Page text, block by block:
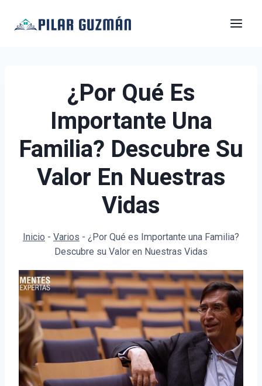
¿Por Qué Es
Importante Una
Familia? Descubre Su
Valor En Nuestras
Vidas
Inicio - Varios - ¿Por Qué es Importante una Familia?
Descubre su Valor en Nuestras Vidas